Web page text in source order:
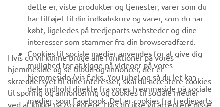
NYHEDSBREV
Vær den første til at få besked om de seneste tilbud, særlige
arrangementer, nye udgivelser og meget mere.
TILMELD DIG
dette er, viste produkter og tjenester, varer som du
har tilføjet til din indkøbskurv og varer, som du har
købt, ligeledes på tredjeparts websteder og dine
interesser som stammer fra din browseradfærd.
Cookies til sociale medier anvendes for at give dig
mulighed for at kigge på videoer på vores
hjemmeside (via f.eks. YouTube) og så du let kan
dele indhold direkte fra vores hjemmeside på sociale
medier, som Facebook. Det er cookies fra tredjeparts
Hvis du vil kunne bruge alle funktioner på vores
hjemmeside og se tilbud og annoncer, der er
skræddersyet til dine interesser, skal du acceptere cookies
til sporing og annoncering og cookies til sociale medier
ved at klikke på Acceptere. Hvis du ikke vil acceptere disse